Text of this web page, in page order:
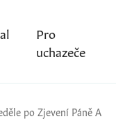
Pro
uchazeče
po Zjevení Páně A